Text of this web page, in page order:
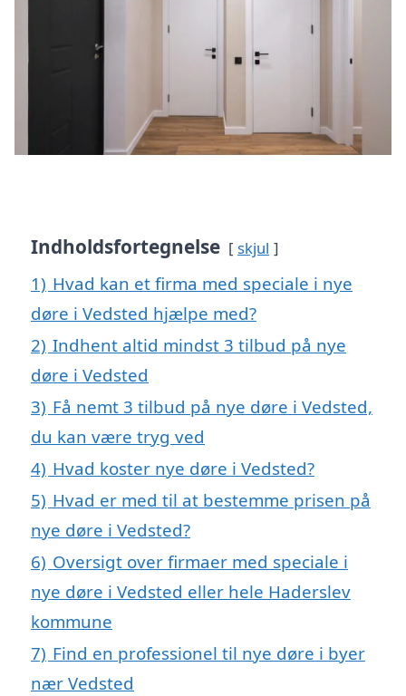
Indholdsfortegnelse skjul
1) Hvad kan et firma med speciale i nye
døre i Vedsted hjælpe med?
2) Indhent altid mindst 3 tilbud på nye
døre i Vedsted
3) Få nemt 3 tilbud på nye døre i Vedsted,
du kan være tryg ved
4) Hvad koster nye døre i Vedsted?
5) Hvad er med til at bestemme prisen på
nye døre i Vedsted?
6) Oversigt over firmaer med speciale i
nye døre i Vedsted eller hele Haderslev
kommune
7) Find en professionel til nye døre i byer
nær Vedsted